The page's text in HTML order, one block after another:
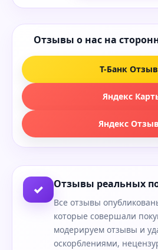
Отзывы о нас на
Т-Банк
Яндекс
Яндекс
✓ Отзывы реальных
Все отзывы
которые совершали
модерируем отзывы и
оскорблениями,